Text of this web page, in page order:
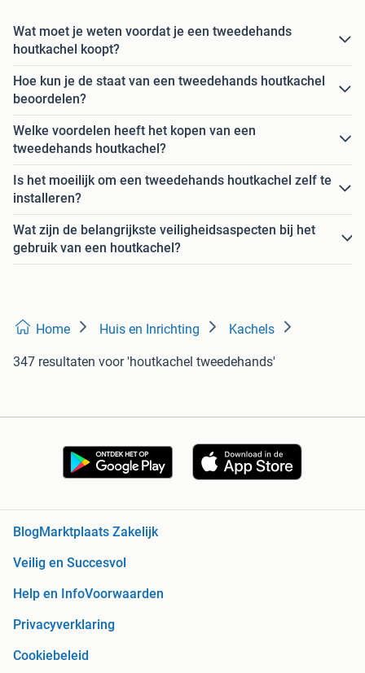
Wat moet je weten voordat je een tweedehands
houtkachel koopt?
Hoe kun je de staat van een tweedehands houtkachel
beoordelen?
Welke voordelen heeft het kopen van een
tweedehands houtkachel?
Is het moeilijk om een tweedehands houtkachel zelf te
installeren?
Wat zijn de belangrijkste veiligheidsaspecten bij het
gebruik van een houtkachel?
Home Huis en Inrichting Kachels
347 resultaten voor 'houtkachel tweedehands'
BlogMarktplaats Zakelijk
Veilig en Succesvol
Help en InfoVoorwaarden
Privacyverklaring
Cookiebeleid